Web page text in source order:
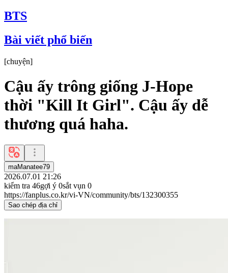
BTS
Bài viết phổ biến
[chuyện]
Cậu ấy trông giống J-Hope
thời "Kill It Girl". Cậu ấy dễ
thương quá haha.
maManatee79
2026.07.01 21:26
kiểm tra 46gợi ý 0sắt vụn 0
https://fanplus.co.kr/vi-VN/community/bts/132300355
Sao chép địa chỉ